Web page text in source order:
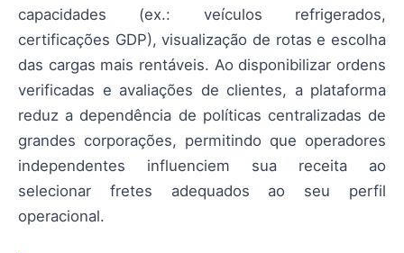
capacidades (ex.: veículos refrigerados,
certificações GDP), visualização de rotas e escolha
das cargas mais rentáveis. Ao disponibilizar ordens
verificadas e avaliações de clientes, a plataforma
reduz a dependência de políticas centralizadas de
grandes corporações, permitindo que operadores
independentes influenciem sua receita ao
selecionar fretes adequados ao seu perfil
operacional.